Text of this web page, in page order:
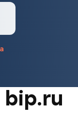
bip.ru